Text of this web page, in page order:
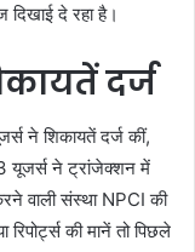
दे रहा है।
दर्ज
ने शिकायतें दर्ज कीं,
ने ट्रांजेक्शन में
वाली संस्था NPCI की
की मानें तो पिछले